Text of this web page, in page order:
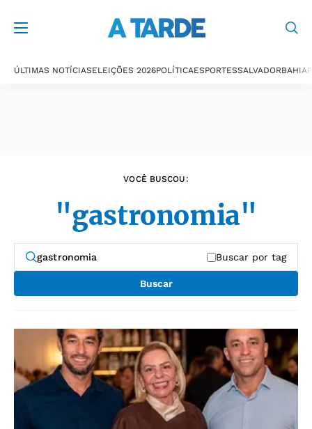
ÚLTIMAS NOTÍCIASELEIÇÕES 2026POLÍTICAESPORTESSALVADORBAHIA
VOCÊ BUSCOU:
"gastronomia"
Buscar por tag
Buscar